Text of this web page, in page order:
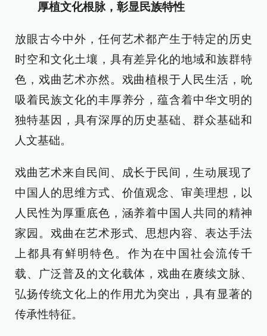
厚植文化根脉，彰显民族特性
放眼古今中外，任何艺术都产生于特定的历史
时空和文化土壤，具有差异化的地域和族群特
色，戏曲艺术亦然。戏曲植根于人民生活，吮
吸着民族文化的丰厚养分，蕴含着中华文明的
独特基因，具有深厚的历史基础、群众基础和
人文基础。
戏曲艺术来自民间、成长于民间，生动展现了
中国人的思维方式、价值观念、审美理想，以
人民性为厚重底色，涵养着中国人共同的精神
家园。戏曲在艺术形式、思想内容、表达手法
上都具有鲜明特色。作为在中国社会流传千
载、广泛普及的文化载体，戏曲在赓续文脉、
弘扬传统文化上的作用尤为突出，具有显著的
传承性特征。